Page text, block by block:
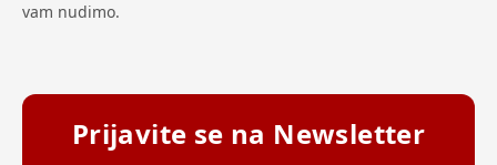
vam nudimo.
Prijavite se na Newsletter